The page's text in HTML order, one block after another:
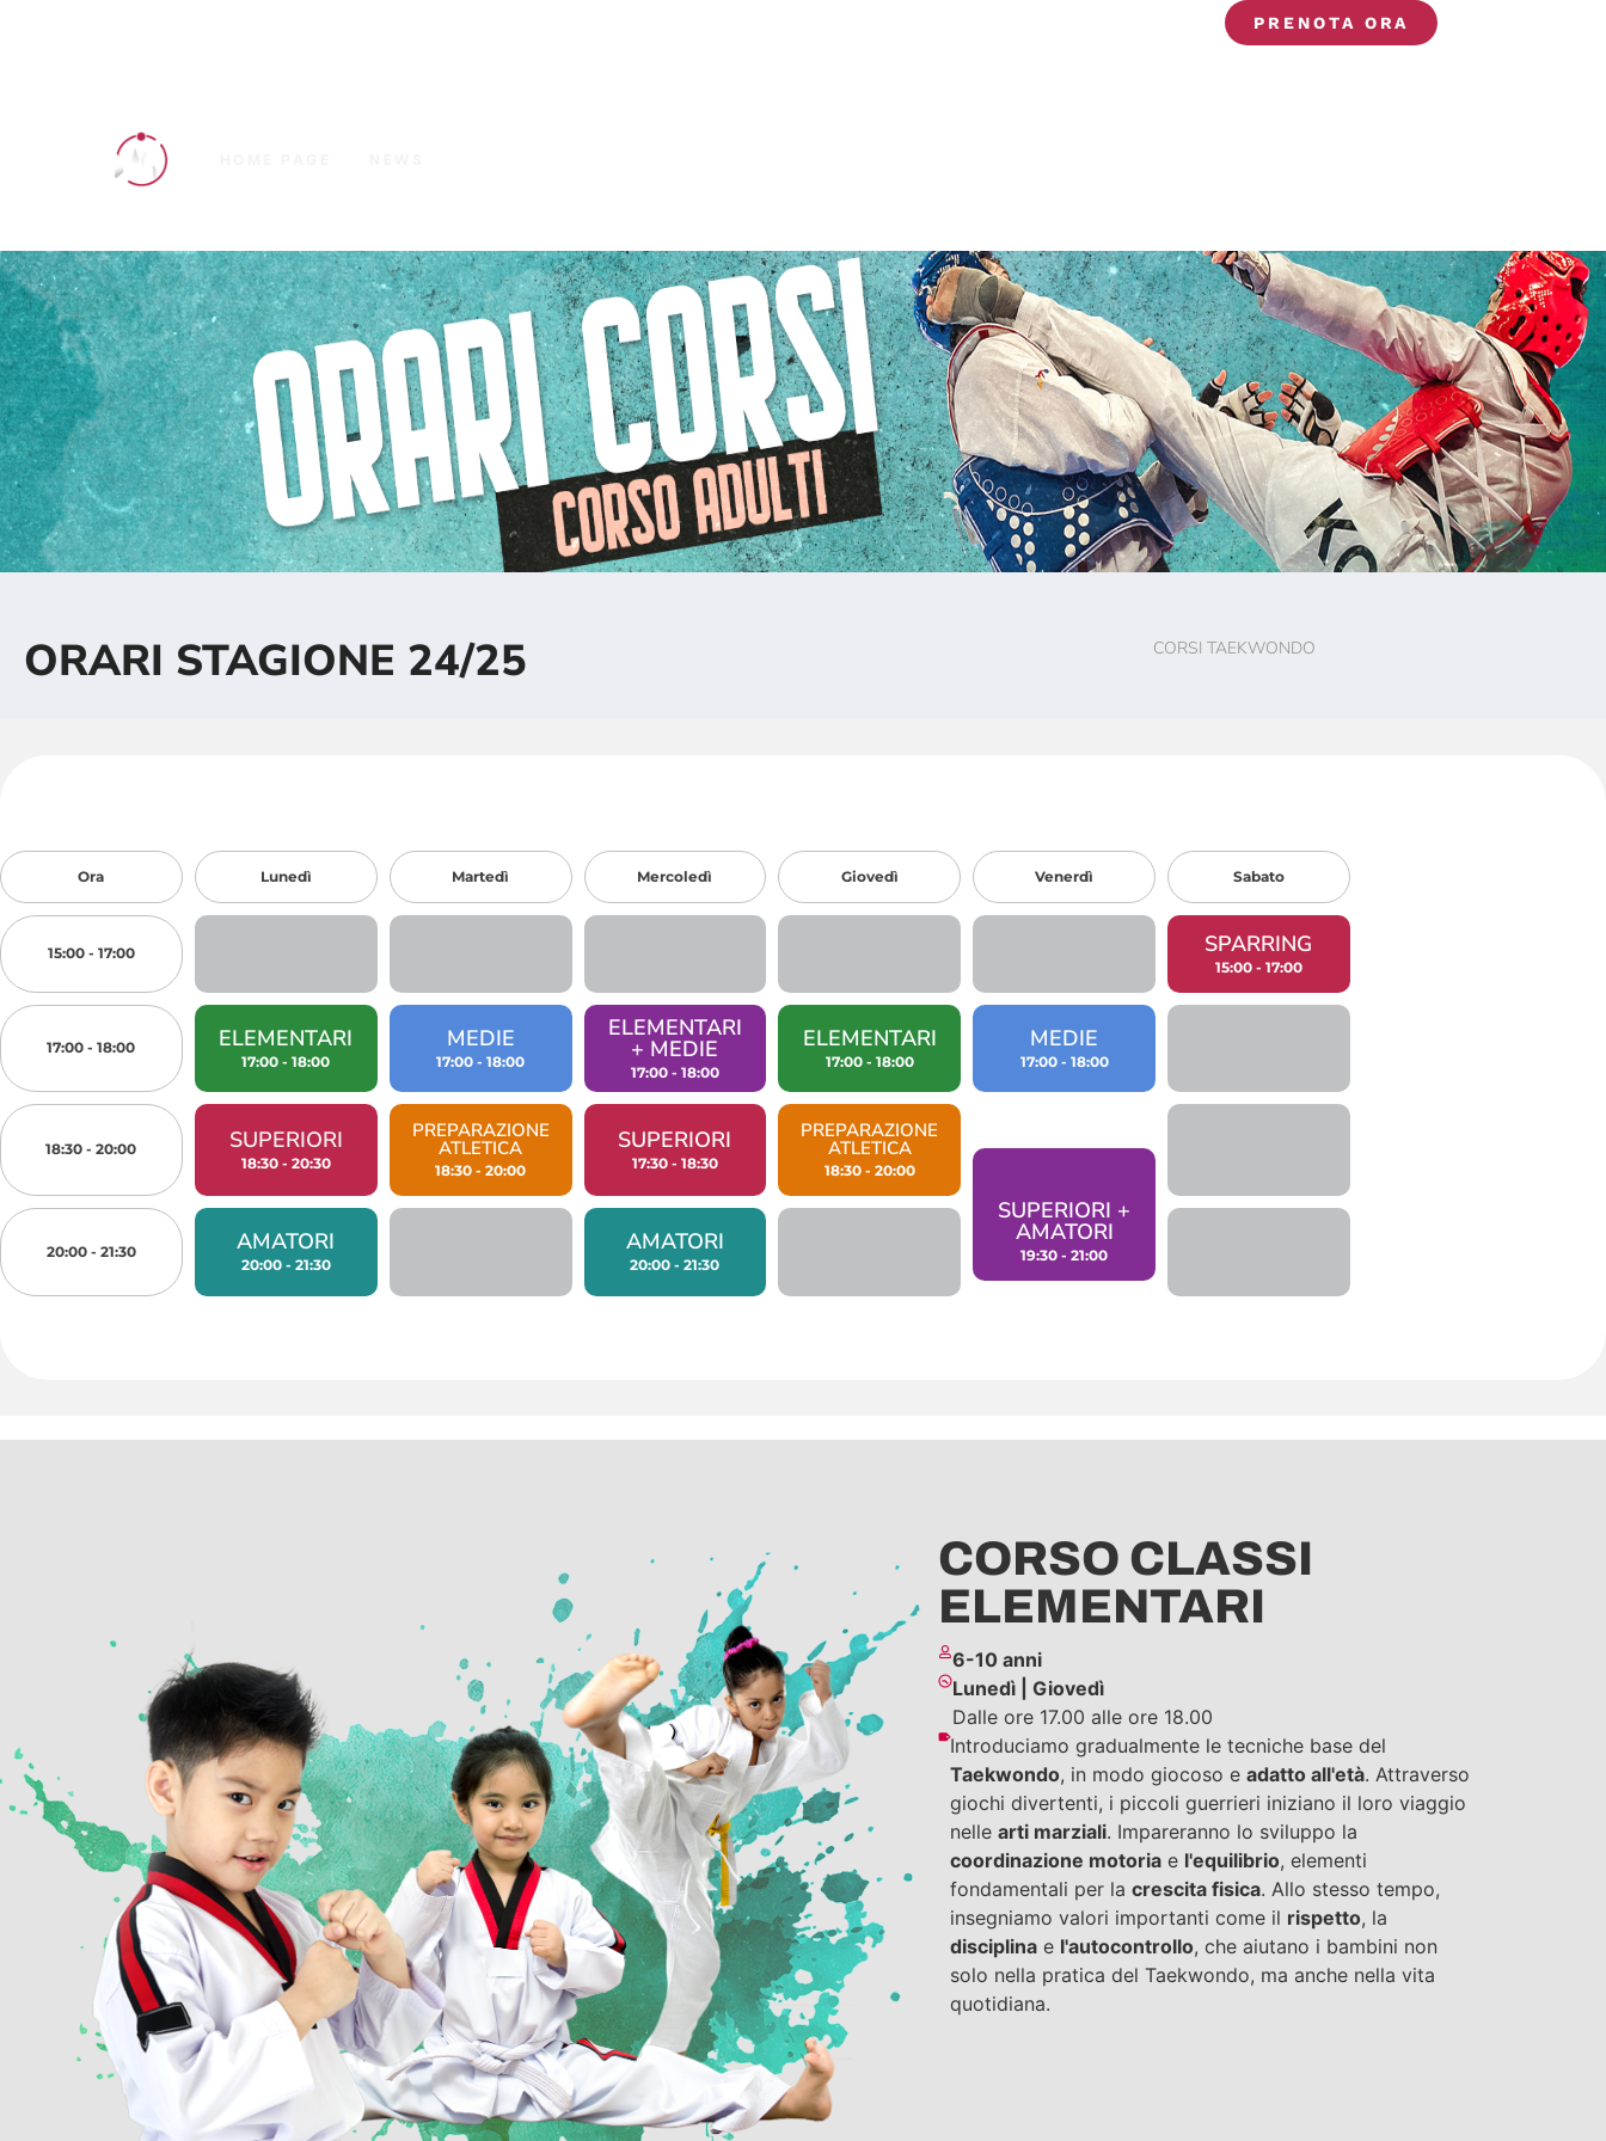
PRENOTA ORA
ORARI STAGIONE 24/25 CORSI TAEKWONDO
Ora Lunedì Martedì Mercoledì Giovedì Venerdì Sabato
15:00 - 17:00 SPARRING
15:00 - 17:00​
17:00 - 18:00 ELEMENTARI
17:00 - 18:00
MEDIE
17:00 - 18:00
ELEMENTARI
+ MEDIE
17:00 - 18:00
ELEMENTARI
17:00 - 18:00
MEDIE
17:00 - 18:00
18:30 - 20:00 SUPERIORI​
18:30 - 20:30
PREPARAZIONE
ATLETICA​
18:30 - 20:00
SUPERIORI​
17:30 - 18:30
PREPARAZIONE
ATLETICA​
18:30 - 20:00
20:00 - 21:30 AMATORI​
20:00 - 21:30
AMATORI​
20:00 - 21:30
SUPERIORI​ +
AMATORI​
19:30 - 21:00
CORSO CLASSI
ELEMENTARI
6-10 anni
Lunedì | Giovedì
Dalle ore 17.00 alle ore 18.00
Introduciamo gradualmente le tecniche base del
Taekwondo, in modo giocoso e adatto all'età. Attraverso
giochi divertenti, i piccoli guerrieri iniziano il loro viaggio
nelle arti marziali. Impareranno lo sviluppo la
coordinazione motoriae l'equilibrio, elementi
fondamentali per la crescita fisica. Allo stesso tempo,
insegniamo valori importanti come il rispetto, la
disciplinae l'autocontrollo, che aiutano i bambini non
solo nella pratica del Taekwondo, ma anche nella vita
quotidiana.